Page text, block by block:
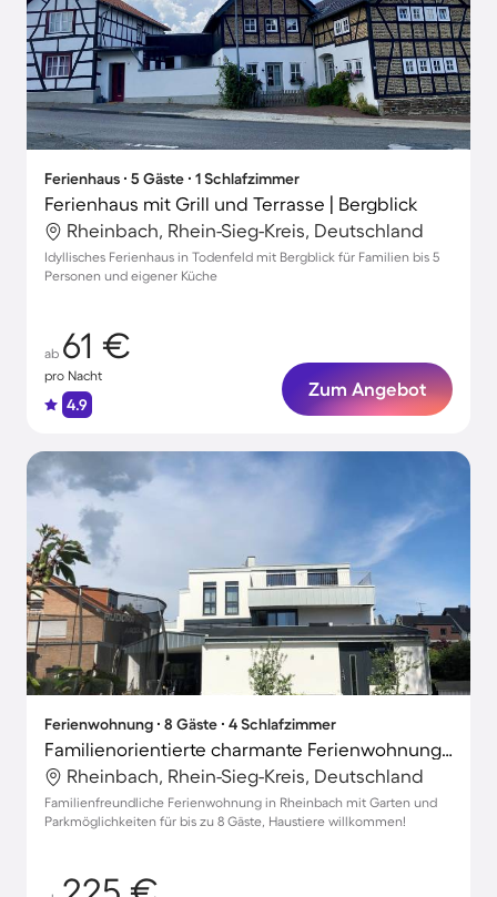
Ferienhaus ∙ 5 Gäste ∙ 1 Schlafzimmer
Ferienhaus mit Grill und Terrasse | Bergblick
Rheinbach, Rhein-Sieg-Kreis, Deutschland
Idyllisches Ferienhaus in Todenfeld mit Bergblick für Familien bis 5
Personen und eigener Küche
ab 61 €
pro Nacht
4.9
Zum Angebot
Ferienwohnung ∙ 8 Gäste ∙ 4 Schlafzimmer
Familienorientierte charmante Ferienwohnung mit Grill, Garten und Terrasse | Perfekt für die Arbeit von Zuhause | Hunde erlaubt
Rheinbach, Rhein-Sieg-Kreis, Deutschland
Familienfreundliche Ferienwohnung in Rheinbach mit Garten und
Parkmöglichkeiten für bis zu 8 Gäste, Haustiere willkommen!